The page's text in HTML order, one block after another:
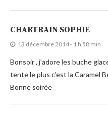
CHARTRAIN SOPHIE
13 décembre 2014 - 1 h 58 min
Bonsoir , j’adore les buche
tente le plus c’est la Caramel
Bonne soirée